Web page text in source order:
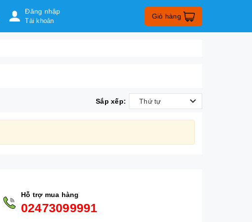
Đăng nhập
Tài khoản
Giỏ hàng
Sắp xếp: Thứ tự
Hỗ trợ mua hàng
02473099991